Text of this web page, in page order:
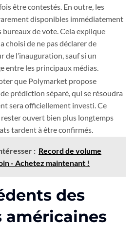
être contestés. En outre, les
disponibles immédiatement
bureaux de vote. Cela explique
choisi de ne pas déclarer de
de l’inauguration, sauf si un
entre les principaux médias.
que Polymarket propose
prédiction séparé, qui se résoudra
sera officiellement investi. Ce
ouvert bien plus longtemps
tardent à être confirmés.
: Record de volume
- Achetez maintenant !
des
américaines